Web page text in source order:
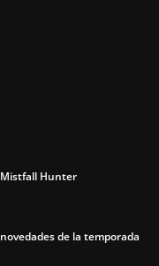
Hunter
de la temporada